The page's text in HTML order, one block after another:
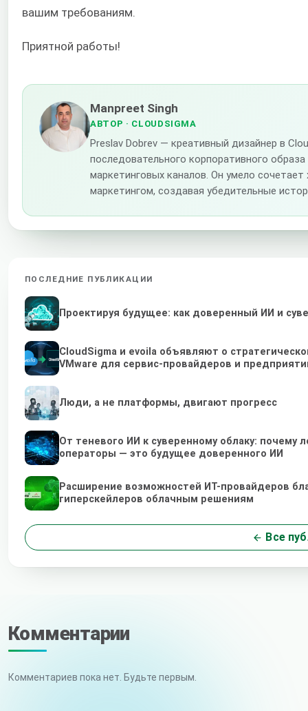
вашим требованиям.
Приятной работы!
Manpreet Singh
АВТОР · CLOUDSIGMA
Preslav Dobrev — креативный дизайнер в
последовательного корпоративного
маркетинговых каналов. Он умело
маркетингом, создавая убедительные
ПОСЛЕДНИЕ ПУБЛИКАЦИИ
Проектируя будущее: как доверенный ИИ и
CloudSigma и evoila объявляют о
VMware для сервис-провайдеров и
Люди, а не платформы, двигают прогресс
От теневого ИИ к суверенному облаку:
операторы — это будущее доверенного ИИ
Расширение возможностей ИТ-провайдеров
гиперскейлеров облачным решениям
Все
Комментарии
Комментариев пока нет. Будьте первым.